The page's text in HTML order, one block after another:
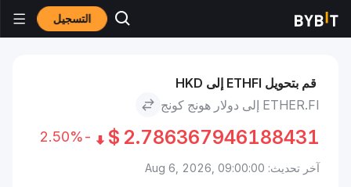
التسجيل
الأسواق Ether.fi to دولار هونج كونج
قم بتحويل ETHFI إلى HKD
ETHER.FI إلى دولار هونج كونج
$ 2.786367946188431
-2.50%
آخر تحديث: Aug 6, 2026, 09:00:00